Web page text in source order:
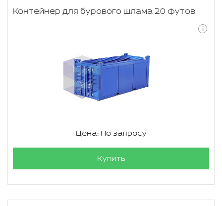
Контейнер для бурового шлама 20 футов
Цена: По запросу
Купить